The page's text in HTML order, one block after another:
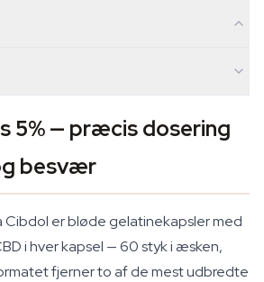
5% — præcis dosering
besvær
Cibdol er bløde gelatinekapsler med
i hver kapsel — 60 styk i æsken,
fjerner to af de mest udbredte